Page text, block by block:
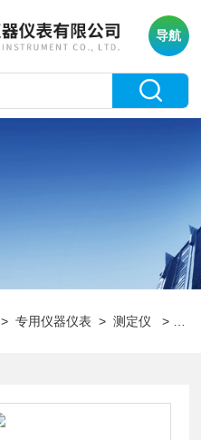
导航
>专用仪器仪表 >测定仪 > H31175冻融稳定性测定仪